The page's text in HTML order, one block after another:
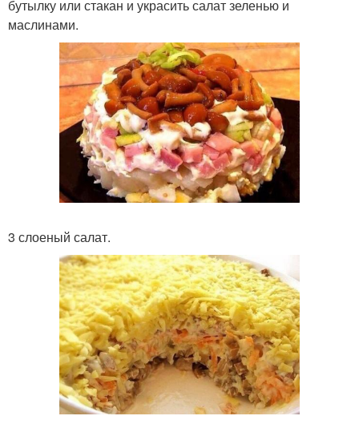
бутылку или стакан и украсить салат зеленью и
маслинами.
3 слоеный салат.